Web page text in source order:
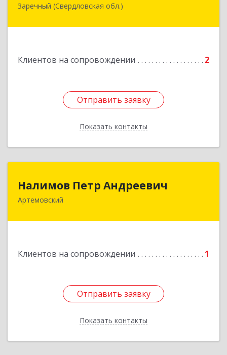
Заречный (Свердловская обл.)
Клиентов на сопровождении 2
Отправить заявку
Показать контакты
Свердловская обл, г. Заречный, ул. Кузнецова,
Отправить заявку
Назад
Налимов Петр Андреевич
Артемовский
Клиентов на сопровождении 1
Отправить заявку
Показать контакты
623780, Свердловская обл, Артемовский г,
Отправить заявку
Назад